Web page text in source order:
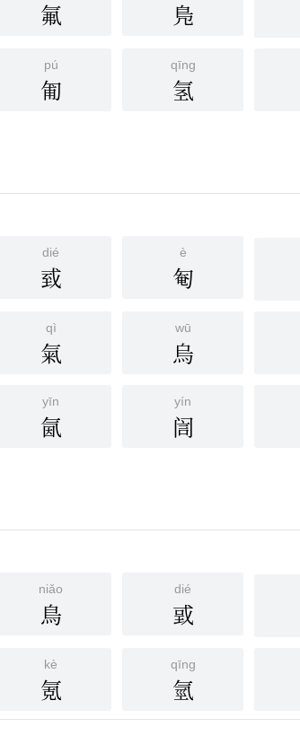
氟 鳬
pú
匍
qīng
氢
dié
㦶
è
匎
qì
氣
wū
烏
yīn
氤
yín
訚
niǎo
鳥
dié
戜
kè
氪
qīng
氫